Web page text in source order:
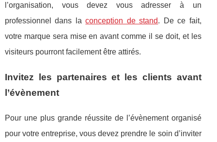
l’organisation, vous devez vous adresser à un
professionnel dans laconception de stand. De ce fait,
votre marque sera mise en avant comme il se doit, et les
visiteurs pourront facilement être attirés.
Invitez les partenaires et les clients avant
l’évènement
Pour une plus grande réussite de l’évènement organisé
pour votre entreprise, vous devez prendre le soin d’inviter